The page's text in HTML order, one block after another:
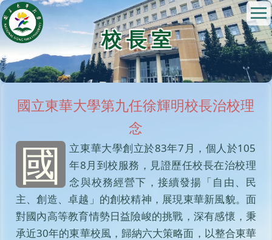
跳
到
主
要
內
容
校 長 室
國立東華大學第九任徐輝明校長治校理
念
國
立東華大學創立於83年7月，個人於105
年8月到校服務，見證歷任校長在治校理
念與校務經營下，接續發揚「自由、民
主、創造、卓越」的創校精神，展現東華新風貌。面
對國內高等教育情勢日益險峻的挑戰，深有感懷，秉
承近30年的東華校風，歸納六大策略面，以整合東華